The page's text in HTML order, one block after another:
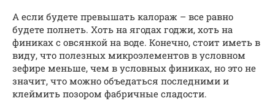
А если будете превышать калораж – все равно
будете полнеть. Хоть на ягодах годжи, хоть на
финиках с овсянкой на воде. Конечно, стоит иметь в
виду, что полезных микроэлементов в условном
зефире меньше, чем в условных финиках, но это не
значит, что можно объедаться последними и
клеймить позором фабричные сладости.